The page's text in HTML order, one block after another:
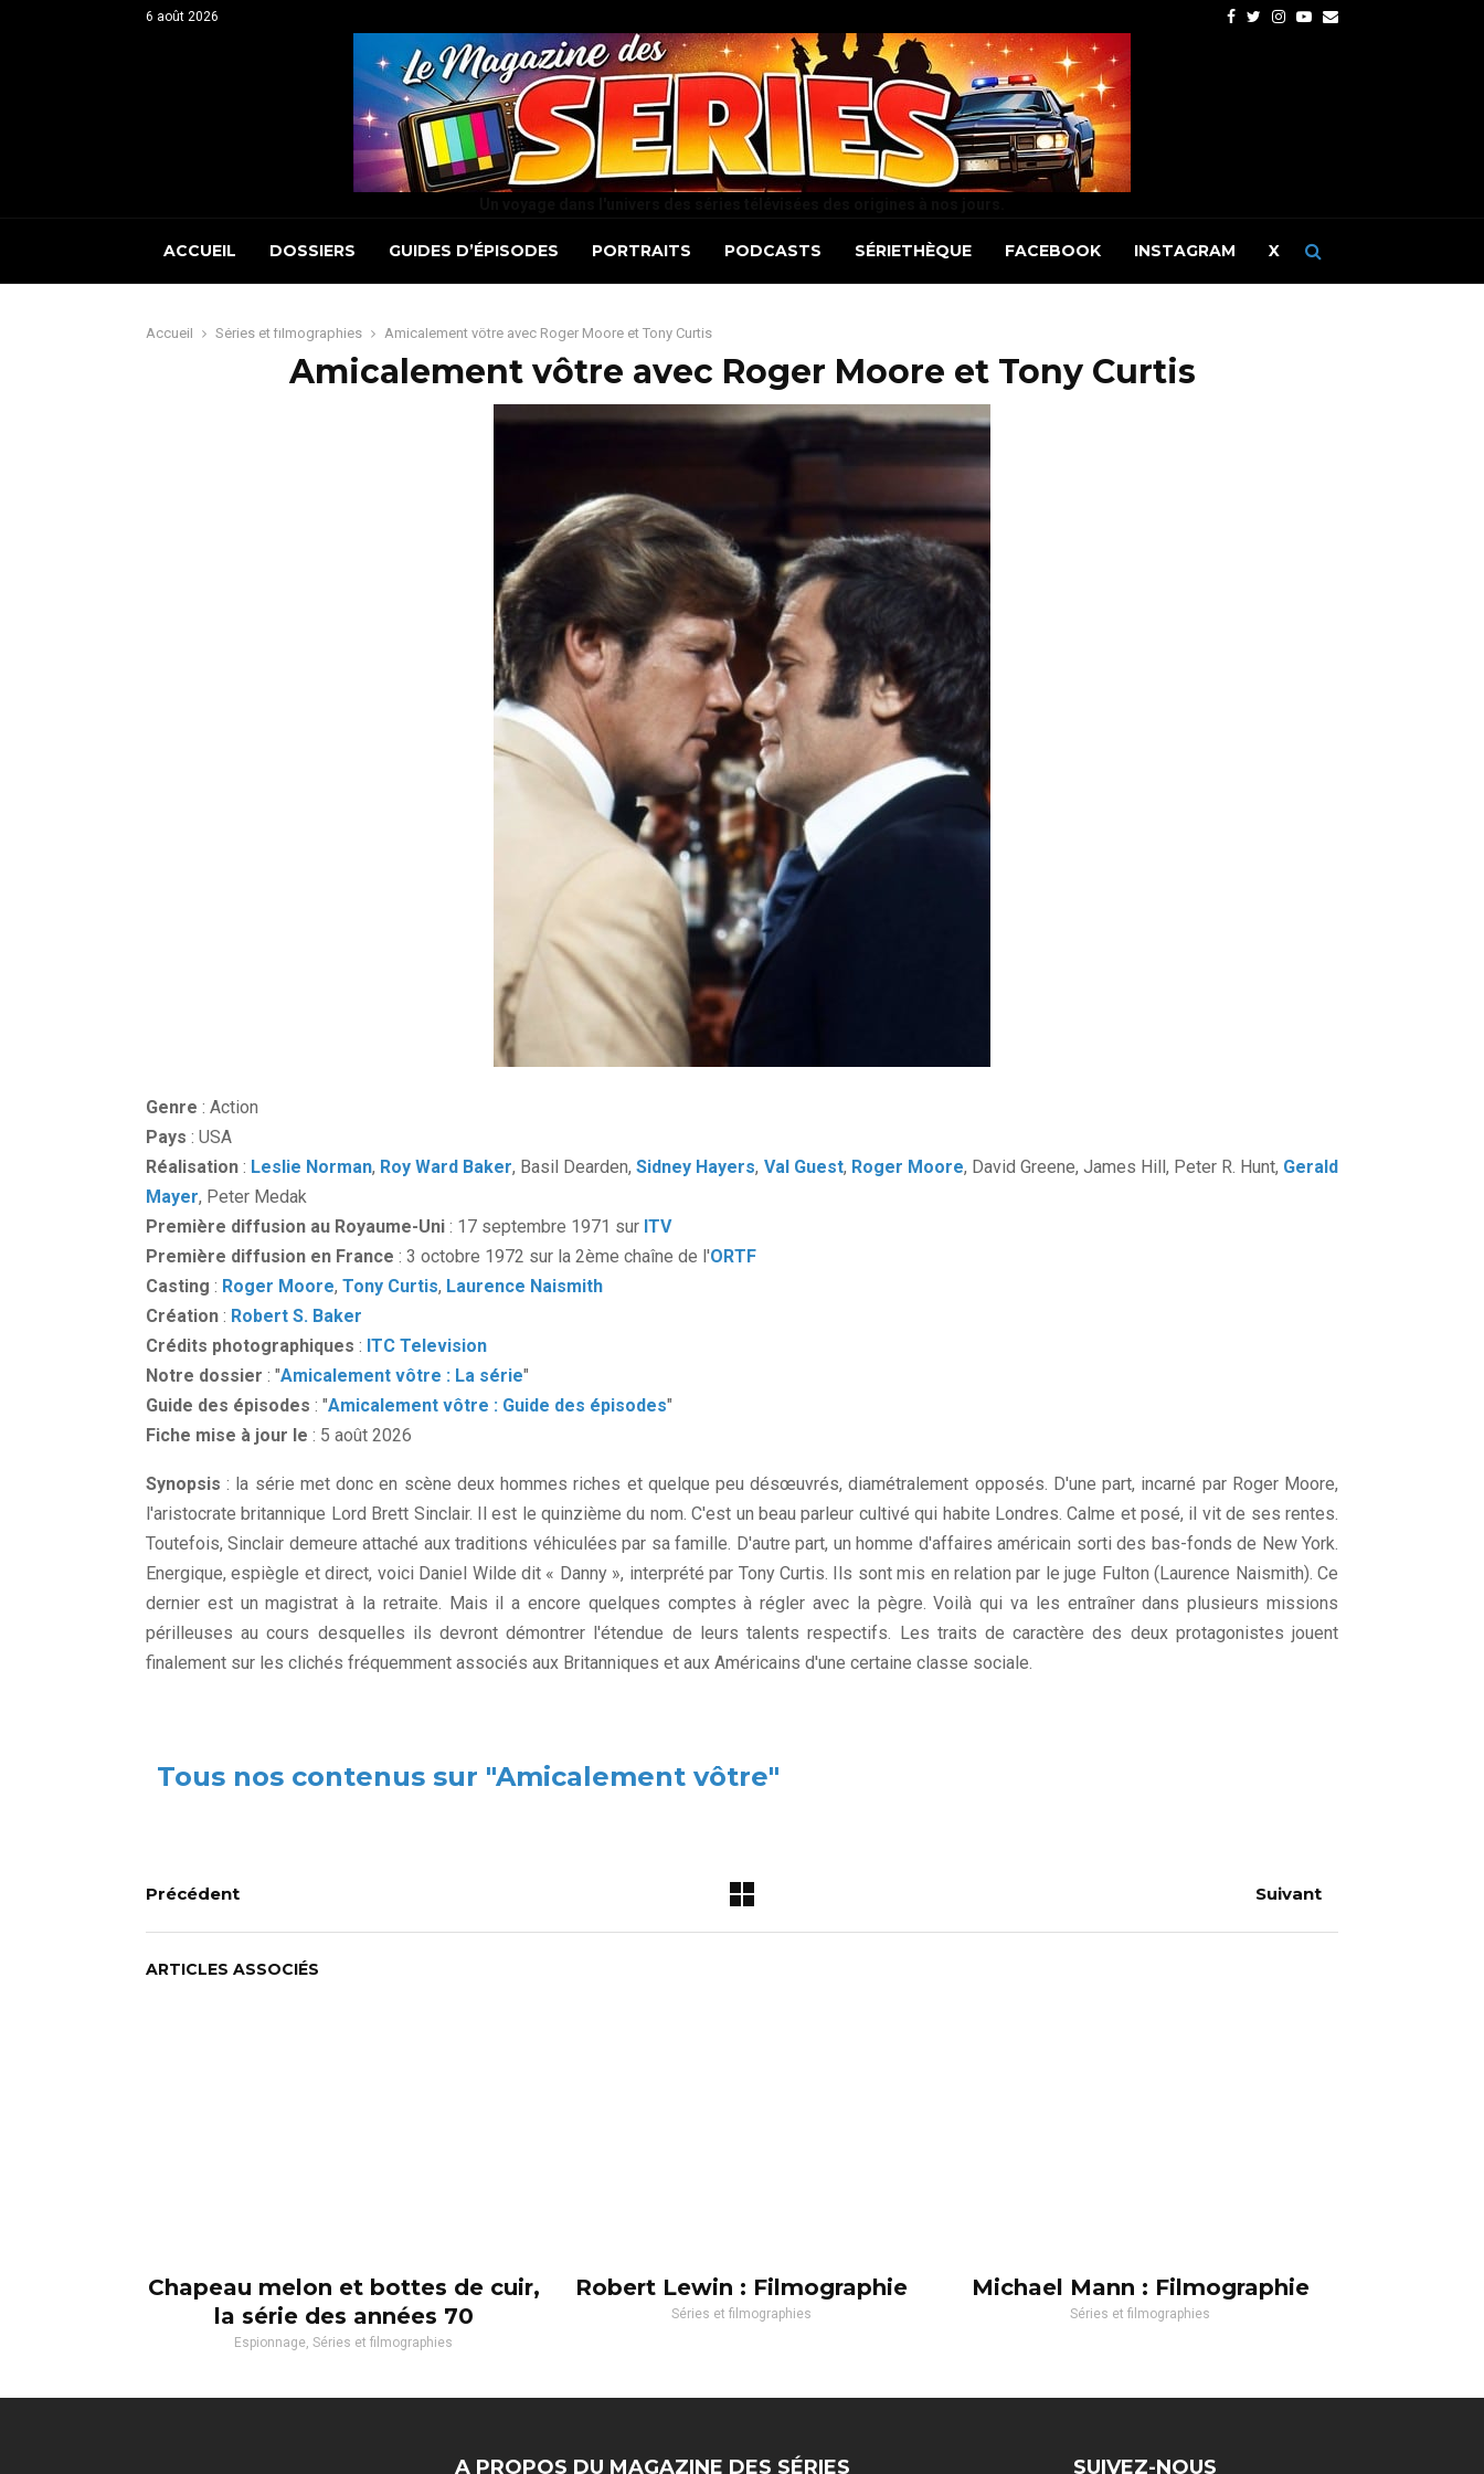
6 août 2026 Facebook
Twitter
Instagram
Youtube
Email
ACCUEIL DOSSIERS GUIDES D’ÉPISODES PORTRAITS PODCASTS SÉRIETHÈQUE FACEBOOK INSTAGRAM X
Accueil Séries et filmographies Amicalement vôtre avec Roger Moore et Tony Curtis
Amicalement vôtre avec Roger Moore et Tony Curtis
Genre : Action
Pays : USA
Réalisation : Leslie Norman, Roy Ward Baker, Basil Dearden,Sidney Hayers, Val Guest, Roger Moore, David Greene, James Hill, Peter R. Hunt, Gerald
Mayer, Peter Medak
Première diffusion au Royaume-Uni : 17 septembre 1971 sur ITV
Première diffusion en France : 3 octobre 1972 sur la 2ème chaîne de l'ORTF
Casting : Roger Moore, Tony Curtis, Laurence Naismith
Création : Robert S. Baker
Crédits photographiques : ITC Television
Notre dossier : "Amicalement vôtre : La série"
Guide des épisodes : "Amicalement vôtre : Guide des épisodes"
Fiche mise à jour le : 5 août 2026
Synopsis : la série met donc en scène deux hommes riches et quelque peu désœuvrés, diamétralement opposés. D'une part, incarné par Roger Moore,
l'aristocrate britannique Lord Brett Sinclair. Il est le quinzième du nom. C'est un beau parleur cultivé qui habite Londres. Calme et posé, il vit de ses rentes.
Toutefois, Sinclair demeure attaché aux traditions véhiculées par sa famille. D'autre part, un homme d'affaires américain sorti des bas-fonds de New York.
Energique, espiègle et direct, voici Daniel Wilde dit « Danny », interprété par Tony Curtis. Ils sont mis en relation par le juge Fulton (Laurence Naismith). Ce
dernier est un magistrat à la retraite. Mais il a encore quelques comptes à régler avec la pègre. Voilà qui va les entraîner dans plusieurs missions
périlleuses au cours desquelles ils devront démontrer l'étendue de leurs talents respectifs. Les traits de caractère des deux protagonistes jouent
finalement sur les clichés fréquemment associés aux Britanniques et aux Américains d'une certaine classe sociale.
Tous nos contenus sur "Amicalement vôtre"
Précédent Suivant
ARTICLES ASSOCIÉS
Chapeau melon et bottes de cuir,
la série des années 70
Espionnage, Séries et filmographies
Robert Lewin : Filmographie
Séries et filmographies
Michael Mann : Filmographie
Séries et filmographies
A PROPOS DU MAGAZINE DES SÉRIES SUIVEZ-NOUS